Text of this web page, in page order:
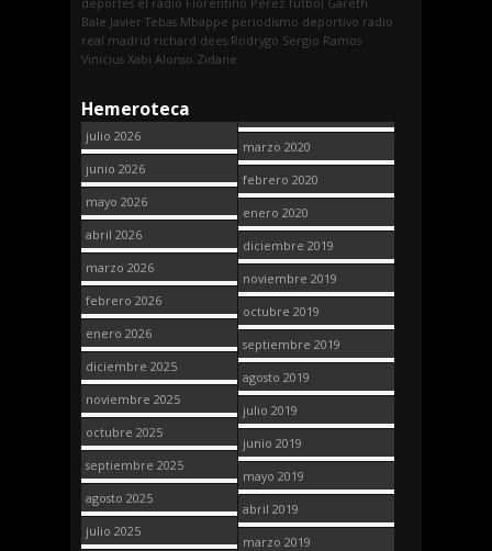
Bale Javier Tebas Mbappe periodismo deportivo radio
real madrid richard dees Rodrygo Sergio Ramos
Vinicius Xabi Alonso Zidane
Hemeroteca
julio 2026
junio 2026
mayo 2026
abril 2026
marzo 2026
febrero 2026
enero 2026
diciembre 2025
noviembre 2025
octubre 2025
septiembre 2025
agosto 2025
julio 2025
marzo 2020
febrero 2020
enero 2020
diciembre 2019
noviembre 2019
octubre 2019
septiembre 2019
agosto 2019
julio 2019
junio 2019
mayo 2019
abril 2019
marzo 2019